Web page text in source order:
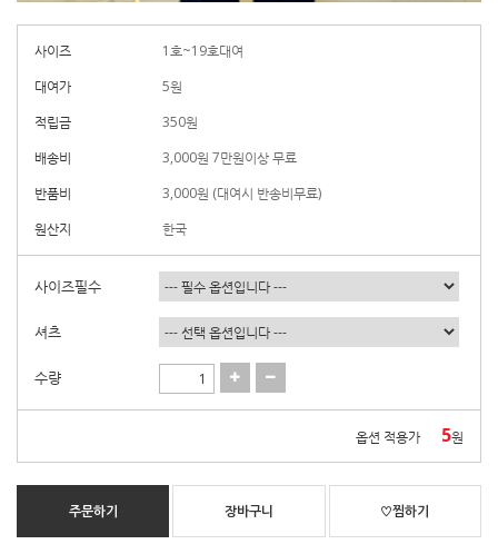
사이즈
1호~19호대여
대여가
5원
적립금
350원
배송비
3,000원 7만원이상 무료
반품비
3,000원 (대여시 반송비무료)
원산지
한국
사이즈필수
셔츠
수량
옵션 적용가 5원
주문하기 장바구니 ♡찜하기